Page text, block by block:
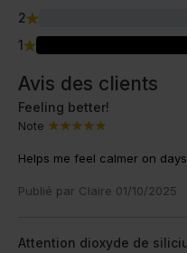
2
1
Avis des clients
Feeling better!
Note
Helps me feel calmer on
Publié par Claire 01/10/2025
Attention dioxyde de